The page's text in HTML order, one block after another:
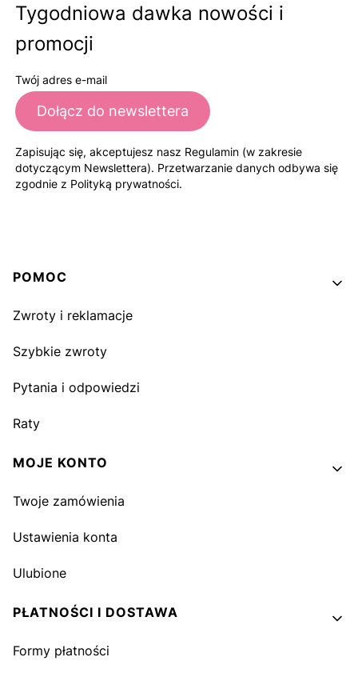
Tygodniowa dawka nowości i
promocji
Twój adres e-mail
Dołącz do newslettera
Zapisując się, akceptujesz nasz Regulamin (w zakresie
dotyczącym Newslettera). Przetwarzanie danych odbywa się
zgodnie z Polityką prywatności.
Linki w stopce
POMOC
Zwroty i reklamacje
Szybkie zwroty
Pytania i odpowiedzi
Raty
MOJE KONTO
Twoje zamówienia
Ustawienia konta
Ulubione
PŁATNOŚCI I DOSTAWA
Formy płatności